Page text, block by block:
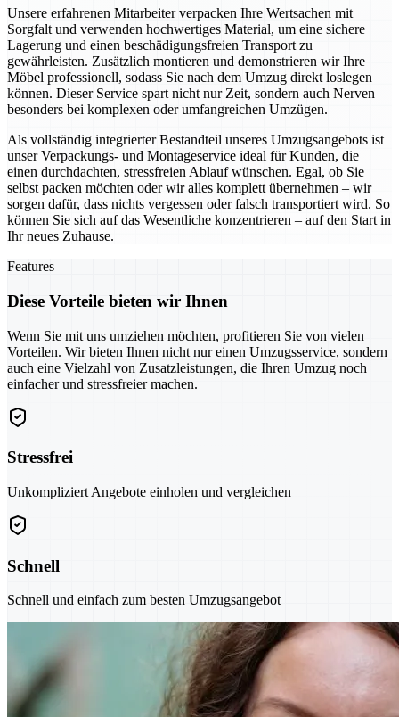
Unsere erfahrenen Mitarbeiter verpacken Ihre Wertsachen mit
Sorgfalt und verwenden hochwertiges Material, um eine sichere
Lagerung und einen beschädigungsfreien Transport zu
gewährleisten. Zusätzlich montieren und demonstrieren wir Ihre
Möbel professionell, sodass Sie nach dem Umzug direkt loslegen
können. Dieser Service spart nicht nur Zeit, sondern auch Nerven –
besonders bei komplexen oder umfangreichen Umzügen.
Als vollständig integrierter Bestandteil unseres Umzugsangebots ist
unser Verpackungs- und Montageservice ideal für Kunden, die
einen durchdachten, stressfreien Ablauf wünschen. Egal, ob Sie
selbst packen möchten oder wir alles komplett übernehmen – wir
sorgen dafür, dass nichts vergessen oder falsch transportiert wird. So
können Sie sich auf das Wesentliche konzentrieren – auf den Start in
Ihr neues Zuhause.
Features
Diese Vorteile bieten wir Ihnen
Wenn Sie mit uns umziehen möchten, profitieren Sie von vielen
Vorteilen. Wir bieten Ihnen nicht nur einen Umzugsservice, sondern
auch eine Vielzahl von Zusatzleistungen, die Ihren Umzug noch
einfacher und stressfreier machen.
Stressfrei
Unkompliziert Angebote einholen und vergleichen
Schnell
Schnell und einfach zum besten Umzugsangebot